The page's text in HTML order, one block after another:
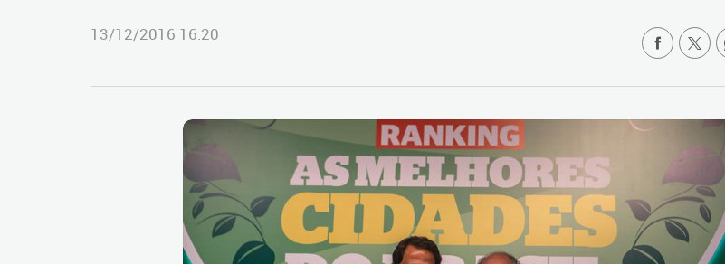
13/12/2016 16:20